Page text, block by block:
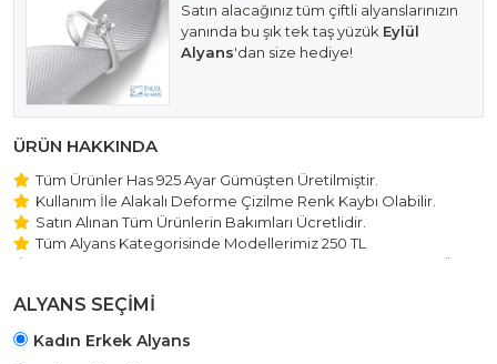
Satın alacağınız tüm çiftli alyanslarınızın
yanında bu şık tek taş yüzük Eylül
Alyans'dan size hediye!
ÜRÜN HAKKINDA
Tüm Ürünler Has 925 Ayar Gümüşten Üretilmiştir.
Kullanım İle Alakalı Deforme Çizilme Renk Kaybı Olabilir.
Satın Alınan Tüm Ürünlerin Bakımları Ücretlidir.
Tüm Alyans Kategorisinde Modellerimiz 250 TL
Beştaş Tektaş Kolye ve Bileklik Modellerimiz 150 TL Sabit Ücret
ALYANS SEÇİMİ
Kadın Erkek Alyans